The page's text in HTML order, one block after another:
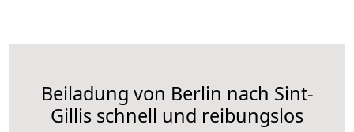
Beiladung von Berlin nach Sint-
Gillis schnell und reibungslos